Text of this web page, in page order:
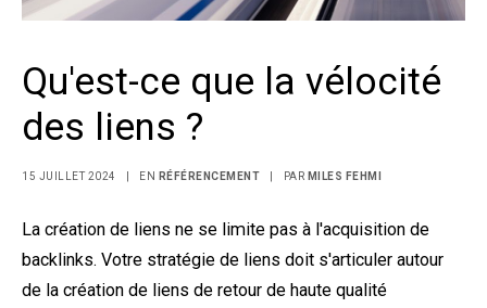
Qu'est-ce que la vélocité
des liens ?
15 JUILLET 2024 EN RÉFÉRENCEMENT PAR MILES FEHMI
La création de liens ne se limite pas à l'acquisition de
backlinks. Votre stratégie de liens doit s'articuler autour
de la création de liens de retour de haute qualité